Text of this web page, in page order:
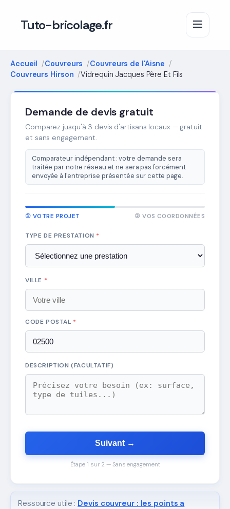
Tuto-bricolage.fr
Accueil Couvreurs
Couvreurs de l'Aisne
Couvreurs Hirson
Vidrequin Jacques Père Et Fils
Demande de devis gratuit
Comparez jusqu'à 3 devis d'artisans locaux — gratuit
et sans engagement.
Comparateur indépendant : votre demande sera
traitée par notre réseau et ne sera pas forcément
envoyée à l'entreprise présentée sur cette page.
① VOTRE PROJET ② VOS COORDONNÉES
TYPE DE PRESTATION *
VILLE *
CODE POSTAL *
DESCRIPTION (FACULTATIF)
Suivant →
Étape 1 sur 2 — Sans engagement
Ressource utile : Devis couvreur : les points a